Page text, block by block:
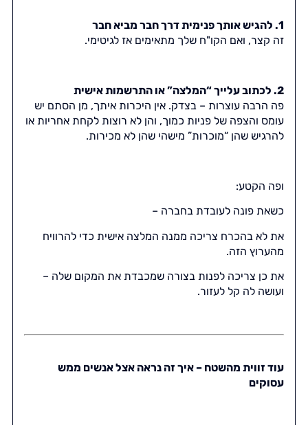
1. להגיש אותך פנימית דרך חבר מביא חבר
זה קצר, ואם הקו"ח שלך מתאימים אז לגיטימי.
2. לכתוב עלייך “המלצה” או התרשמות אישית
פה הרבה עוצרות – בצדק. אין היכרות איתך, מן הסתם יש
עומס והצפה של פניות כמוך, והן לא רוצות לקחת אחריות או
להרגיש שהן “מוכרות” מישהי שהן לא מכירות.
ופה הקטע:
כשאת פונה לעובדת בחברה –
את לא בהכרח צריכה ממנה המלצה אישית כדי להרוויח
מהערוץ הזה.
את כן צריכה לפנות בצורה שמכבדת את המקום שלה –
ועושה לה קל לעזור.
עוד זווית מהשטח – איך זה נראה אצל אנשים ממש
עסוקים